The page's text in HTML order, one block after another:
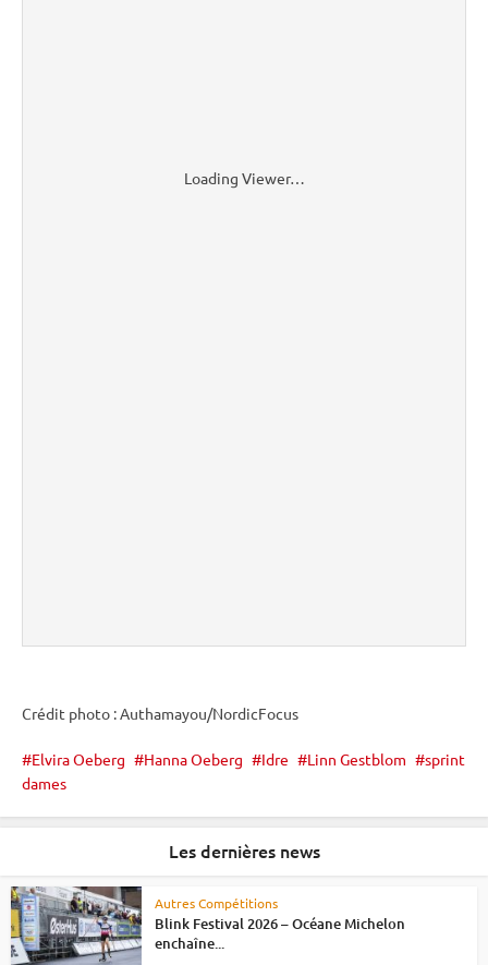
Loading Viewer…
Crédit photo : Authamayou/NordicFocus
Elvira Oeberg Hanna Oeberg Idre Linn Gestblom
sprint
dames
Les dernières news
Autres Compétitions
Blink Festival 2026 – Océane Michelon
enchaîne...